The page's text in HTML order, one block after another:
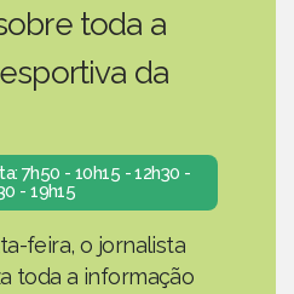
toda a
da
7h50 - 10h15 - 12h30 -
- 19h15
feira, o jornalista
toda a informação